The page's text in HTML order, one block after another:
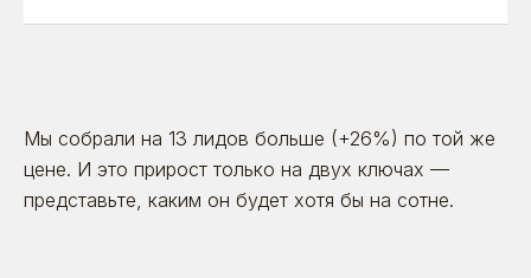
Мы собрали на 13 лидов больше (+26%) по той же
цене. И это прирост только на двух ключах —
представьте, каким он будет хотя бы на сотне.